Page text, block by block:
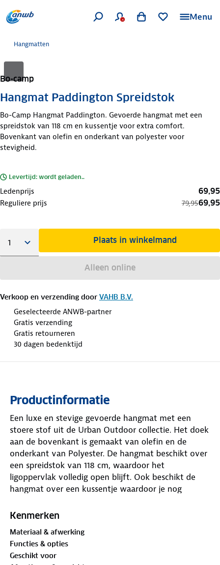
Menu
Hangmatten
Bo-camp
Hangmat Paddington Spreidstok
Bo-Camp Hangmat Paddington. Gevoerde hangmat met een
spreidstok van 118 cm en kussentje voor extra comfort.
Bovenkant van olefin en onderkant van polyester voor
stevigheid.
Levertijd: wordt geladen..
Ledenprijs 69,95
Reguliere prijs 79,9569,95
Plaats in winkelmand
Alleen online
Verkoop en verzending door VAHB B.V.
Geselecteerde ANWB-partner
Gratis verzending
Gratis retourneren
30 dagen bedenktijd
Productinformatie
Een luxe en stevige gevoerde hangmat met een
stoere stof uit de Urban Outdoor collectie. Het doek
aan de bovenkant is gemaakt van olefin en de
onderkant van Polyester. De hangmat beschikt over
een spreidstok van 118 cm, waardoor het
ligoppervlak volledig open blijft. Ook beschikt de
hangmat over een kussentje waardoor je nog
Kenmerken
Materiaal & afwerking
Functies & opties
Geschikt voor